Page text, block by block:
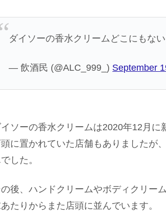
ダイソーの香水クリームどこにもな
— 飲酒民 (@ALC_999_) September
イソーの香水クリームは2020年12月
頭に置かれていた店舗もありましたが
した。
後、ハンドクリームやボディクリー
たりからまた店頭に並んでいます。